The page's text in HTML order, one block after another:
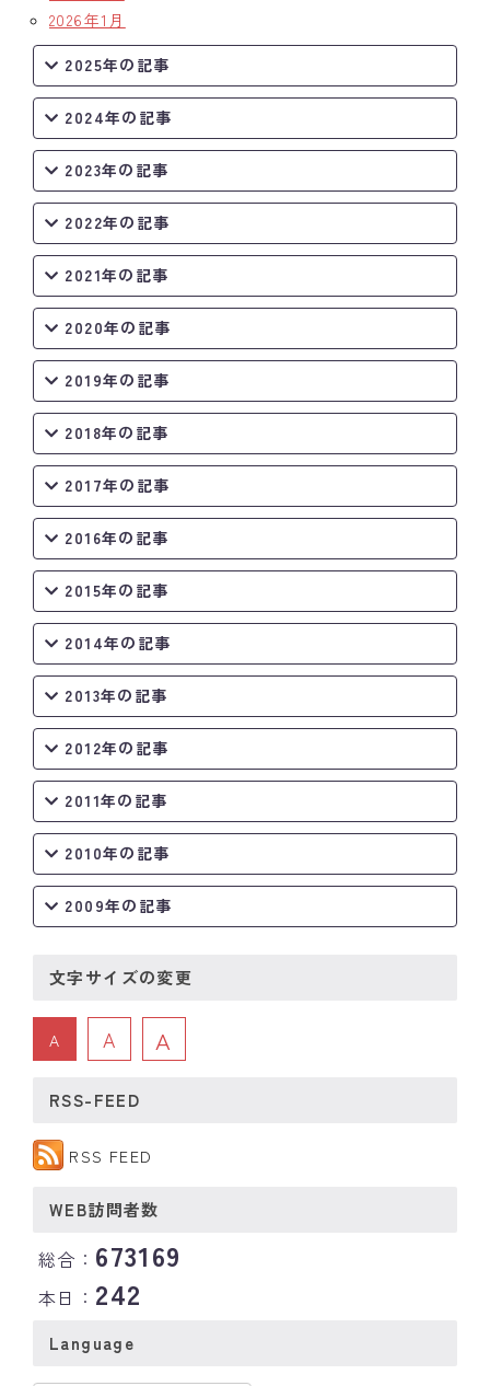
2026年1月
2025年の記事
2024年の記事
2023年の記事
2022年の記事
2021年の記事
2020年の記事
2019年の記事
2018年の記事
2017年の記事
2016年の記事
2015年の記事
2014年の記事
2013年の記事
2012年の記事
2011年の記事
2010年の記事
2009年の記事
文字サイズの変更
A A A
RSS-FEED
RSS FEED
WEB訪問者数
総合： 673169
本日： 242
Language